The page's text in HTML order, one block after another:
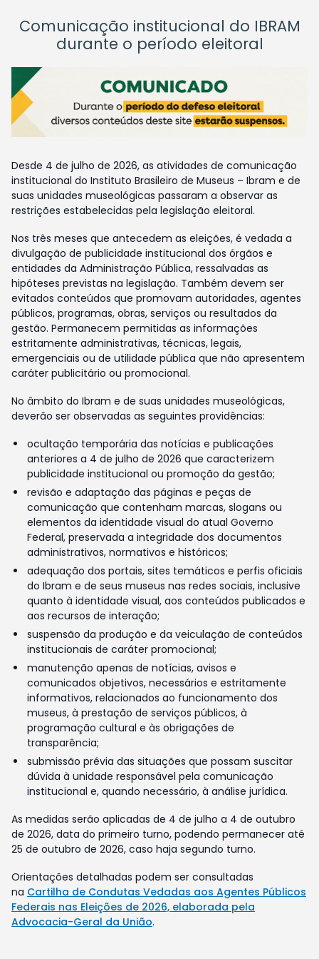
Comunicação institucional do IBRAM
durante o período eleitoral
Desde 4 de julho de 2026, as atividades de comunicação
institucional do Instituto Brasileiro de Museus – Ibram e de
suas unidades museológicas passaram a observar as
restrições estabelecidas pela legislação eleitoral.
Nos três meses que antecedem as eleições, é vedada a
divulgação de publicidade institucional dos órgãos e
entidades da Administração Pública, ressalvadas as
hipóteses previstas na legislação. Também devem ser
evitados conteúdos que promovam autoridades, agentes
públicos, programas, obras, serviços ou resultados da
gestão. Permanecem permitidas as informações
estritamente administrativas, técnicas, legais,
emergenciais ou de utilidade pública que não apresentem
caráter publicitário ou promocional.
No âmbito do Ibram e de suas unidades museológicas,
deverão ser observadas as seguintes providências:
ocultação temporária das notícias e publicações
anteriores a 4 de julho de 2026 que caracterizem
publicidade institucional ou promoção da gestão;
revisão e adaptação das páginas e peças de
comunicação que contenham marcas, slogans ou
elementos da identidade visual do atual Governo
Federal, preservada a integridade dos documentos
administrativos, normativos e históricos;
adequação dos portais, sites temáticos e perfis oficiais
do Ibram e de seus museus nas redes sociais, inclusive
quanto à identidade visual, aos conteúdos publicados e
aos recursos de interação;
suspensão da produção e da veiculação de conteúdos
institucionais de caráter promocional;
manutenção apenas de notícias, avisos e
comunicados objetivos, necessários e estritamente
informativos, relacionados ao funcionamento dos
museus, à prestação de serviços públicos, à
programação cultural e às obrigações de
transparência;
submissão prévia das situações que possam suscitar
dúvida à unidade responsável pela comunicação
institucional e, quando necessário, à análise jurídica.
As medidas serão aplicadas de 4 de julho a 4 de outubro
de 2026, data do primeiro turno, podendo permanecer até
25 de outubro de 2026, caso haja segundo turno.
Orientações detalhadas podem ser consultadas
na Cartilha de Condutas Vedadas aos Agentes Públicos
Federais nas Eleições de 2026, elaborada pela
Advocacia-Geral da União.